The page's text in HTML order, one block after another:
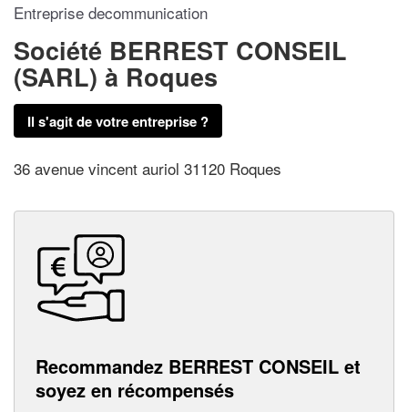
Entreprise decommunication
Société BERREST CONSEIL
(SARL) à Roques
Il s'agit de votre entreprise ?
36 avenue vincent auriol 31120 Roques
Recommandez BERREST CONSEIL et
soyez en récompensés